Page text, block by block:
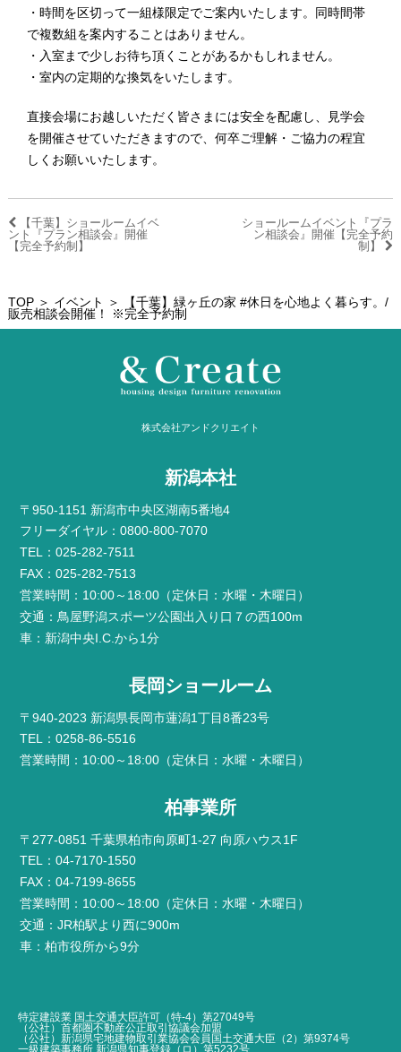
・時間を区切って一組様限定でご案内いたします。同時間帯
で複数組を案内することはありません。
・入室まで少しお待ち頂くことがあるかもしれません。
・室内の定期的な換気をいたします。
直接会場にお越しいただく皆さまには安全を配慮し、見学会
を開催させていただきますので、何卒ご理解・ご協力の程宜
しくお願いいたします。
【千葉】ショールームイベ
ント『プラン相談会』開催
【完全予約制】
ショールームイベント『プラ
ン相談会』開催【完全予約
制】
TOP＞ イベント
＞ 【千葉】緑ヶ丘の家 #休日を心地よく暮らす。/
販売相談会開催！ ※完全予約制
株式会社アンドクリエイト
新潟本社
〒950-1151 新潟市中央区湖南5番地4
フリーダイヤル：0800-800-7070
TEL：025-282-7511
FAX：025-282-7513
営業時間：10:00～18:00（定休日：水曜・木曜日）
交通：鳥屋野潟スポーツ公園出入り口７の西100m
車：新潟中央I.C.から1分
長岡ショールーム
〒940-2023 新潟県長岡市蓮潟1丁目8番23号
TEL：0258-86-5516
営業時間：10:00～18:00（定休日：水曜・木曜日）
柏事業所
〒277-0851 千葉県柏市向原町1-27 向原ハウス1F
TEL：04-7170-1550
FAX：04-7199-8655
営業時間：10:00～18:00（定休日：水曜・木曜日）
交通：JR柏駅より西に900m
車：柏市役所から9分
特定建設業 国土交通大臣許可（特-4）第27049号
（公社）首都圏不動産公正取引協議会加盟
（公社）新潟県宅地建物取引業協会会員国土交通大臣（2）第9374号